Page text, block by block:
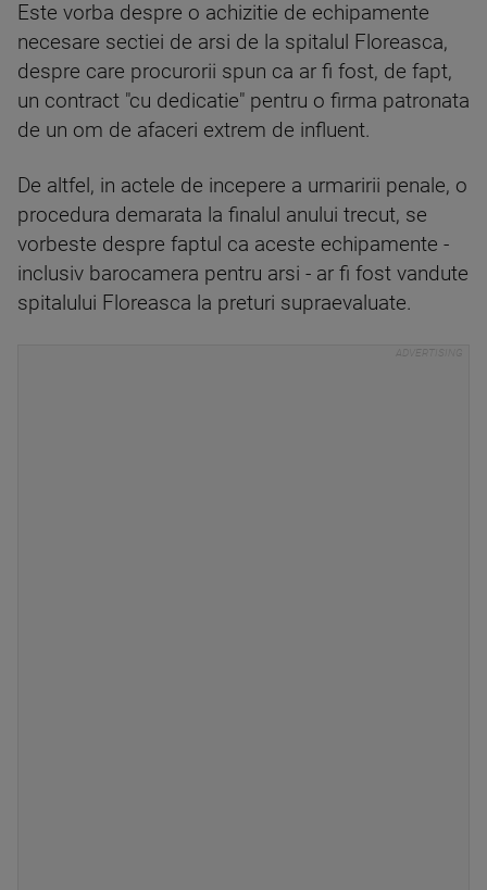
Este vorba despre o achizitie de echipamente
necesare sectiei de arsi de la spitalul Floreasca,
despre care procurorii spun ca ar fi fost, de fapt,
un contract "cu dedicatie" pentru o firma patronata
de un om de afaceri extrem de influent.
De altfel, in actele de incepere a urmaririi penale, o
procedura demarata la finalul anului trecut, se
vorbeste despre faptul ca aceste echipamente -
inclusiv barocamera pentru arsi - ar fi fost vandute
spitalului Floreasca la preturi supraevaluate.